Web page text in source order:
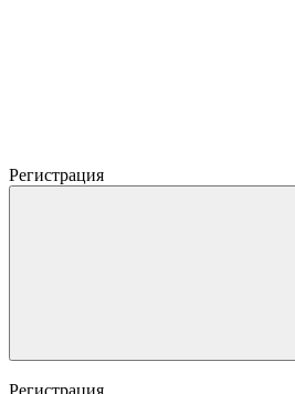
Регистрация
Регистрация